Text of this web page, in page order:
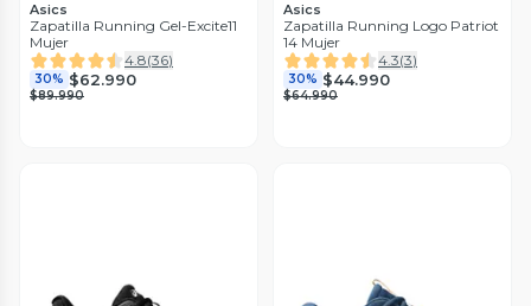
Asics
Zapatilla Running Gel-Excite11
Mujer
4.8(36)
30% $62.990
$89.990
Asics
Zapatilla Running Logo Patriot
14 Mujer
4.3(3)
30% $44.990
$64.990